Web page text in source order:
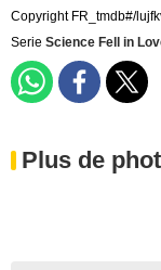
Copyright FR_tmdb#/
Serie Science Fell in
Plus de